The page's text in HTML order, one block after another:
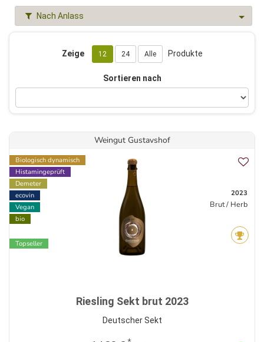
Nach Anlass
Zeige 12 24 Alle Produkte
Sortieren nach
Weingut Gustavshof
Biologisch dynamisch
Histamingeprüft
Demeter
ecovin
Vegan
bio
Topseller
2023
Brut / Herb
Riesling Sekt brut 2023
Deutscher Sekt